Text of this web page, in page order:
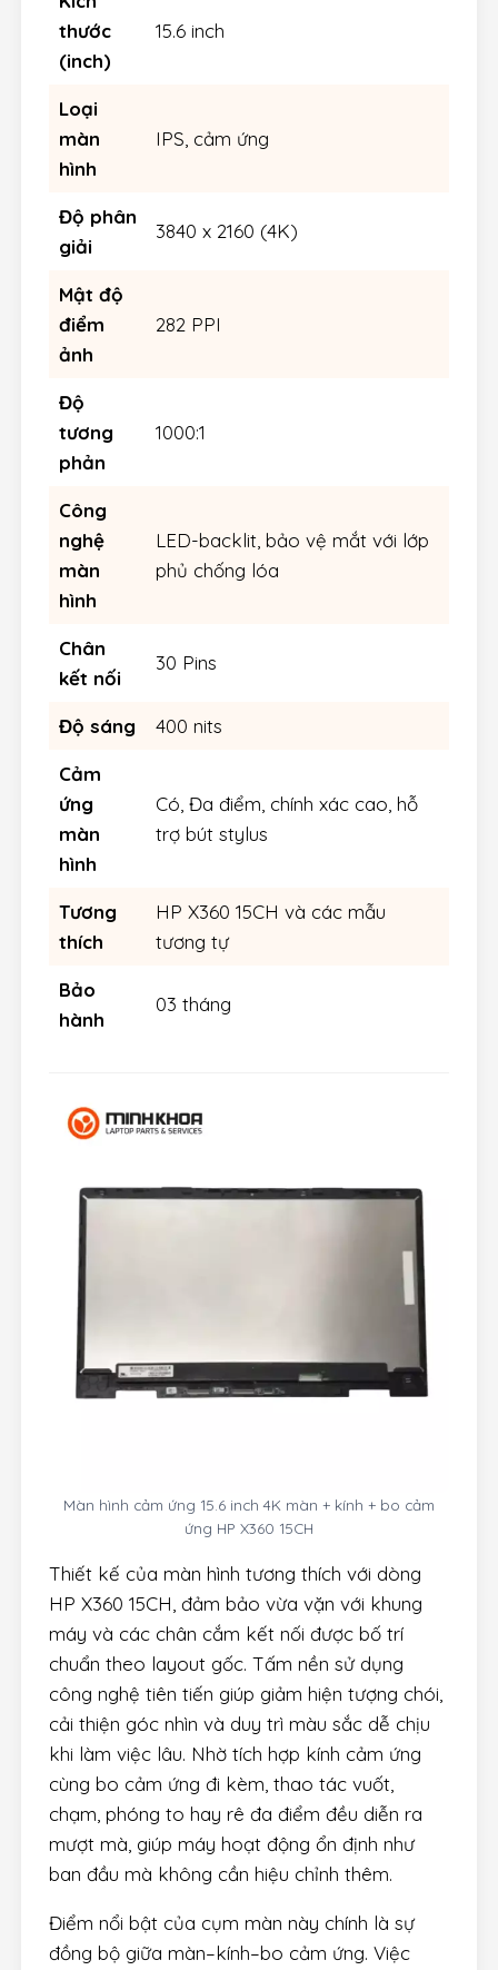
thước
(inch)
15.6 inch
Loại
màn
hình
IPS, cảm ứng
Độ phân
giải
3840 x 2160 (4K)
Mật độ
điểm
ảnh
282 PPI
Độ
tương
phản
1000:1
Công
nghệ
màn
hình
LED-backlit, bảo vệ mắt với lớp
phủ chống lóa
Chân
kết nối
30 Pins
Độ sáng 400 nits
Cảm
ứng
màn
hình
Có, Đa điểm, chính xác cao, hỗ
trợ bút stylus
Tương
thích
HP X360 15CH và các mẫu
tương tự
Bảo
hành
03 tháng
Màn hình cảm ứng 15.6 inch 4K màn + kính + bo cảm
ứng HP X360 15CH
Thiết kế của màn hình tương thích với dòng
HP X360 15CH, đảm bảo vừa vặn với khung
máy và các chân cắm kết nối được bố trí
chuẩn theo layout gốc. Tấm nền sử dụng
công nghệ tiên tiến giúp giảm hiện tượng chói,
cải thiện góc nhìn và duy trì màu sắc dễ chịu
khi làm việc lâu. Nhờ tích hợp kính cảm ứng
cùng bo cảm ứng đi kèm, thao tác vuốt,
chạm, phóng to hay rê đa điểm đều diễn ra
mượt mà, giúp máy hoạt động ổn định như
ban đầu mà không cần hiệu chỉnh thêm.
Điểm nổi bật của cụm màn này chính là sự
đồng bộ giữa màn–kính–bo cảm ứng. Việc